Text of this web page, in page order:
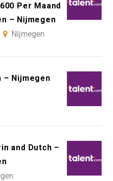
Per Maand
– Nijmegen
Nijmegen
– Nijmegen
and Dutch –